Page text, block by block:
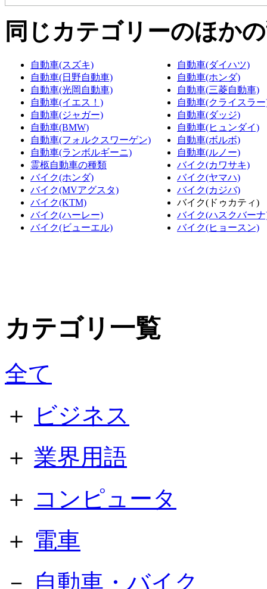
同じカテゴリーのほか
自動車(スズキ)
自動車(日野自動車)
自動車(光岡自動車)
自動車(イエス！)
自動車(ジャガー)
自動車(BMW)
自動車(フォルクスワーゲン)
自動車(ランボルギーニ)
霊柩自動車の種類
バイク(ホンダ)
バイク(MVアグスタ)
バイク(KTM)
バイク(ハーレー)
バイク(ビューエル)
自動車(ダイハツ)
自動車(ホンダ)
自動車(三菱自動車)
自動車(クライスラ
自動車(ダッジ)
自動車(ヒュンダイ)
自動車(ボルボ)
自動車(ルノー)
バイク(カワサキ)
バイク(ヤマハ)
バイク(カジバ)
バイク(ドゥカティ)
バイク(ハスクバー
バイク(ヒョースン)
カテゴリ一覧
全て
＋
ビジネス
＋ 業界用語
＋ コンピュータ
＋ 電車
－ 自動車・バイク